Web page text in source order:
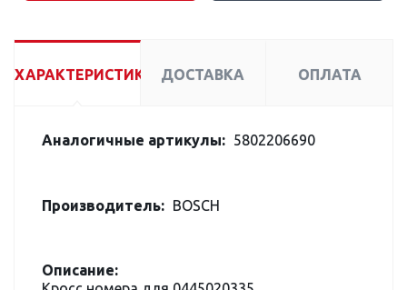
ХАРАКТЕРИСТИКИ ДОСТАВКА ОПЛАТА
Аналогичные артикулы: 5802206690
Производитель: BOSCH
Описание: